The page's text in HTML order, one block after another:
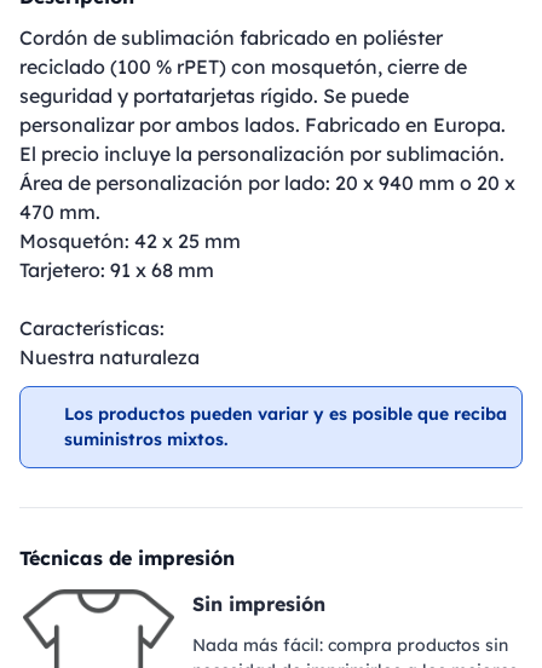
Cordón de sublimación fabricado en poliéster
reciclado (100 % rPET) con mosquetón, cierre de
seguridad y portatarjetas rígido. Se puede
personalizar por ambos lados. Fabricado en Europa.
El precio incluye la personalización por sublimación.
Área de personalización por lado: 20 x 940 mm o 20 x
470 mm.
Mosquetón: 42 x 25 mm
Tarjetero: 91 x 68 mm
Características:
Nuestra naturaleza
Los productos pueden variar y es posible que reciba
suministros mixtos.
Técnicas de impresión
Sin impresión
Nada más fácil: compra productos sin